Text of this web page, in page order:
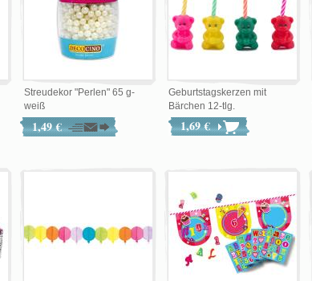
Streudekor "Perlen" 65 g-
weiß
1,49 €
Geburtstagskerzen mit
Bärchen 12-tlg.
1,69 €